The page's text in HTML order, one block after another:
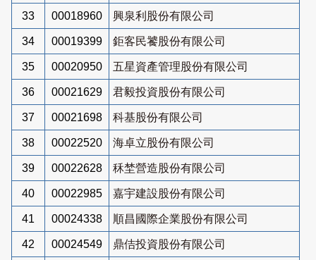
33 00018960 興泉利股份有限公司
34 00019399 鉅客民饕股份有限公司
35 00020950 五星資產管理股份有限公司
36 00021629 君毅投資股份有限公司
37 00021698 科基股份有限公司
38 00022520 海卓立股份有限公司
39 00022628 秝埜營造股份有限公司
40 00022985 嘉宇建設股份有限公司
41 00024338 順昌國際企業股份有限公司
42 00024549 鼎佶投資股份有限公司